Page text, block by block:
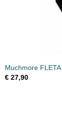
Muchmore
€ 27,90